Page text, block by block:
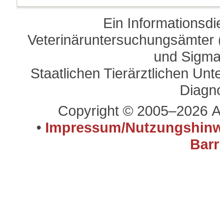
Ein
und
Staatlichen Tierärztlichen
Copyright © 2005–2026
• Impressum/